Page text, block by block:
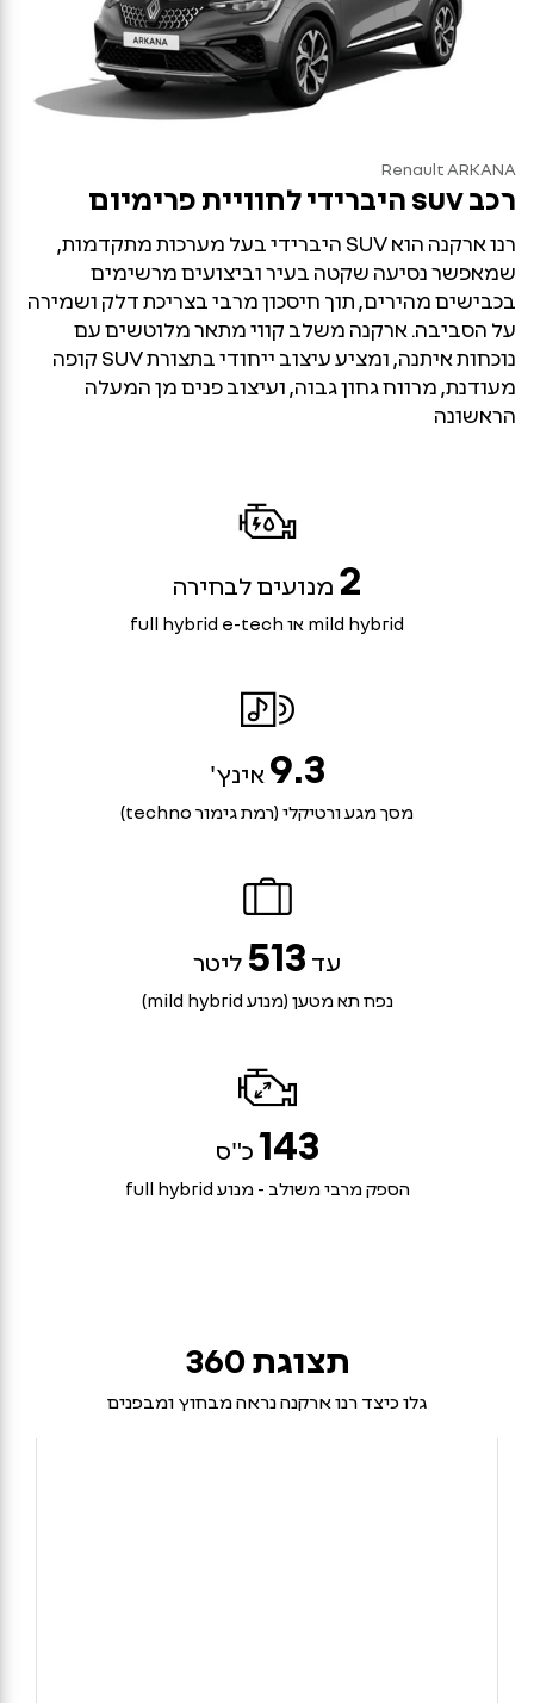
Renault ARKANA
רכבsuv היברידי לחוויית פרימיום
רנו ארקנה הוא SUV היברידי בעל מערכות מתקדמות,
שמאפשר נסיעה שקטה בעיר וביצועים מרשימים
בכבישים מהירים, תוך חיסכון מרבי בצריכת דלק ושמירה
על הסביבה. ארקנה משלב קווי מתאר מלוטשים עם
נוכחות איתנה, ומציע עיצוב ייחודי בתצורת SUV קופה
מעודנת, מרווח גחון גבוה, ועיצוב פנים מן המעלה
הראשונה
2 מנועים לבחירה
mild hybrid או full hybrid e-tech
9.3 אינץ'
מסך מגע ורטיקלי (רמת גימור techno)
עד 513 ליטר
נפח תא מטען (מנוע mild hybrid)
143כ"ס
הספק מרבי משולב - מנוע full hybrid
תצוגת 360
גלו כיצד רנו ארקנה נראה מבחוץ ומבפנים